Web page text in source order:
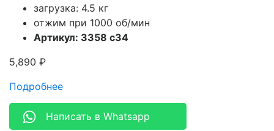
загрузка: 4.5 кг
отжим при 1000 об/мин
Артикул: 3358 c34
5,890 ₽
Подробнее
Написать в Whatsapp